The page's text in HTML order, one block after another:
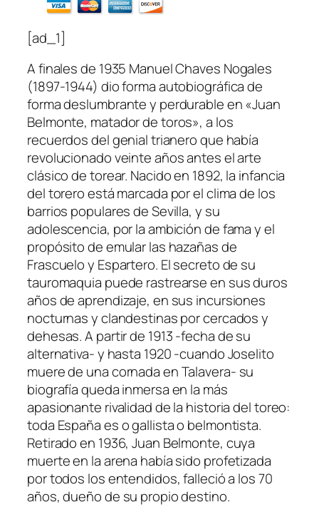
[ad_1]
A finales de 1935 Manuel Chaves Nogales
(1897-1944) dio forma autobiográfica de
forma deslumbrante y perdurable en «Juan
Belmonte, matador de toros», a los
recuerdos del genial trianero que había
revolucionado veinte años antes el arte
clásico de torear. Nacido en 1892, la infancia
del torero está marcada por el clima de los
barrios populares de Sevilla, y su
adolescencia, por la ambición de fama y el
propósito de emular las hazañas de
Frascuelo y Espartero. El secreto de su
tauromaquia puede rastrearse en sus duros
años de aprendizaje, en sus incursiones
nocturnas y clandestinas por cercados y
dehesas. A partir de 1913 -fecha de su
alternativa- y hasta 1920 -cuando Joselito
muere de una cornada en Talavera- su
biografía queda inmersa en la más
apasionante rivalidad de la historia del toreo:
toda España es o gallista o belmontista.
Retirado en 1936, Juan Belmonte, cuya
muerte en la arena había sido profetizada
por todos los entendidos, falleció a los 70
años, dueño de su propio destino.